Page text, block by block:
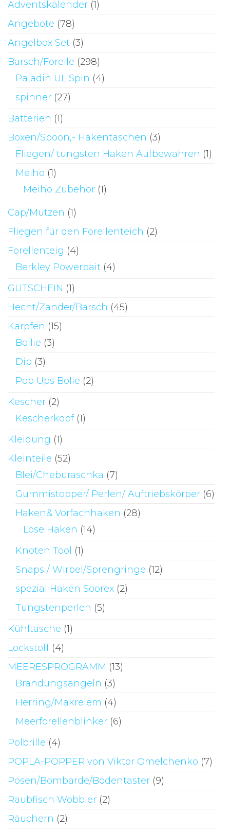
Adventskalender (1)
Angebote (78)
Angelbox Set (3)
Barsch/Forelle (298)
Paladin UL Spin (4)
spinner (27)
Batterien (1)
Boxen/Spoon,- Hakentaschen (3)
Fliegen/ tungsten Haken Aufbewahren (1)
Meiho (1)
Meiho Zubehör (1)
Cap/Mützen (1)
Fliegen für den Forellenteich (2)
Forellenteig (4)
Berkley Powerbait (4)
GUTSCHEIN (1)
Hecht/Zander/Barsch (45)
Karpfen (15)
Boilie (3)
Dip (3)
Pop Ups Bolie (2)
Kescher (2)
Kescherkopf (1)
Kleidung (1)
Kleinteile (52)
Blei/Cheburaschka (7)
Gummistopper/ Perlen/ Auftriebskörper (6)
Haken& Vorfachhaken (28)
Löse Haken (14)
Knoten Tool (1)
Snaps / Wirbel/Sprengringe (12)
spezial Haken Soorex (2)
Tungstenperlen (5)
Kühltasche (1)
Lockstoff (4)
MEERESPROGRAMM (13)
Brandungsangeln (3)
Herring/Makrelem (4)
Meerforellenblinker (6)
Polbrille (4)
POPLA-POPPER von Viktor Omelchenko (7)
Posen/Bombarde/Bodentaster (9)
Raubfisch Wobbler (2)
Räuchern (2)